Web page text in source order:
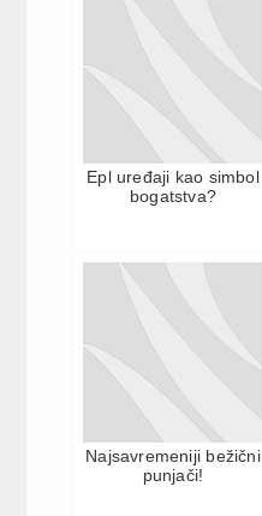
Epl uređaji kao simbol
bogatstva?
Najsavremeniji bežični
punjači!